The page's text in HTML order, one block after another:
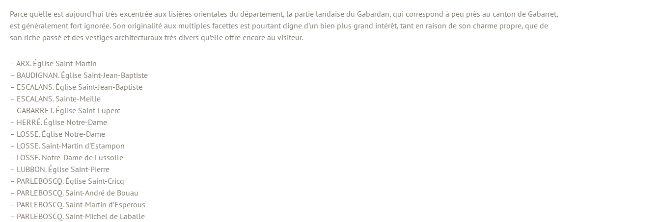
Parce qu’elle est aujourd’hui très excentrée aux lisières orientales du département, la partie landaise du Gabardan, qui correspond à peu près au canton de Gabarret,
est généralement fort ignorée. Son originalité aux multiples facettes est pourtant digne d’un bien plus grand intérêt, tant en raison de son charme propre, que de
son riche passé et des vestiges architecturaux très divers qu’elle offre encore au visiteur.
– ARX. Église Saint-Martin
– BAUDIGNAN. Église Saint-Jean-Baptiste
– ESCALANS. Église Saint-Jean-Baptiste
– ESCALANS. Sainte-Meille
– GABARRET. Église Saint-Luperc
– HERRÉ. Église Notre-Dame
– LOSSE. Église Notre-Dame
– LOSSE. Saint-Martin d’Estampon
– LOSSE. Notre-Dame de Lussolle
– LUBBON. Église Saint-Pierre
– PARLEBOSCQ. Église Saint-Cricq
– PARLEBOSCQ. Saint-André de Bouau
– PARLEBOSCQ. Saint-Martin d’Esperous
– PARLEBOSCQ. Saint-Michel de Laballe